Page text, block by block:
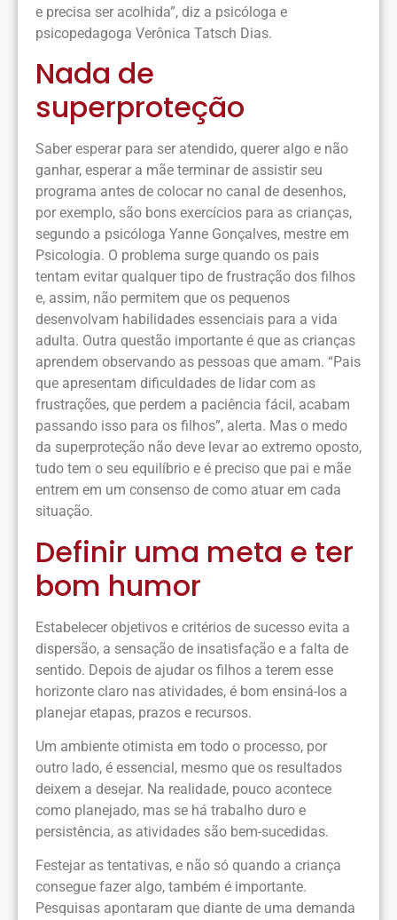
e precisa ser acolhida”, diz a psicóloga e
psicopedagoga Verônica Tatsch Dias.
Nada de
superproteção
Saber esperar para ser atendido, querer algo e não
ganhar, esperar a mãe terminar de assistir seu
programa antes de colocar no canal de desenhos,
por exemplo, são bons exercícios para as crianças,
segundo a psicóloga Yanne Gonçalves, mestre em
Psicologia. O problema surge quando os pais
tentam evitar qualquer tipo de frustração dos filhos
e, assim, não permitem que os pequenos
desenvolvam habilidades essenciais para a vida
adulta. Outra questão importante é que as crianças
aprendem observando as pessoas que amam. “Pais
que apresentam dificuldades de lidar com as
frustrações, que perdem a paciência fácil, acabam
passando isso para os filhos”, alerta. Mas o medo
da superproteção não deve levar ao extremo oposto,
tudo tem o seu equilíbrio e é preciso que pai e mãe
entrem em um consenso de como atuar em cada
situação.
Definir uma meta e ter
bom humor
Estabelecer objetivos e critérios de sucesso evita a
dispersão, a sensação de insatisfação e a falta de
sentido. Depois de ajudar os filhos a terem esse
horizonte claro nas atividades, é bom ensiná-los a
planejar etapas, prazos e recursos.
Um ambiente otimista em todo o processo, por
outro lado, é essencial, mesmo que os resultados
deixem a desejar. Na realidade, pouco acontece
como planejado, mas se há trabalho duro e
persistência, as atividades são bem-sucedidas.
Festejar as tentativas, e não só quando a criança
consegue fazer algo, também é importante.
Pesquisas apontaram que diante de uma demanda